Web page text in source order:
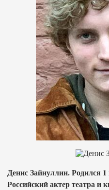
Денис Зайнуллин. Родился
Российский актер театра и